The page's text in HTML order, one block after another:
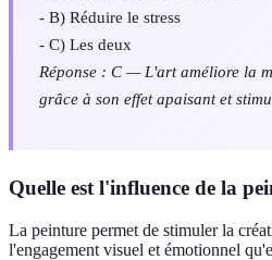
- B) Réduire le stress
- C) Les deux
Réponse : C — L'art améliore la
grâce à son effet apaisant et
Quelle est l'influence de la
La peinture permet de stimuler la
l'engagement visuel et émotionnel